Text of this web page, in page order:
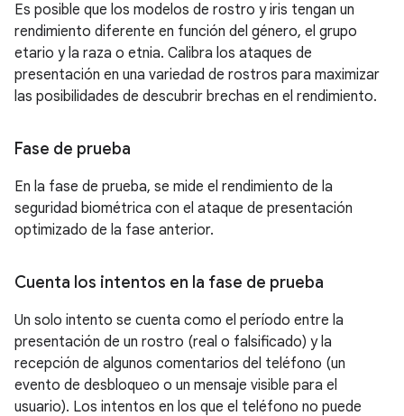
Es posible que los modelos de rostro y iris tengan un
rendimiento diferente en función del género, el grupo
etario y la raza o etnia. Calibra los ataques de
presentación en una variedad de rostros para maximizar
las posibilidades de descubrir brechas en el rendimiento.
Fase de prueba
En la fase de prueba, se mide el rendimiento de la
seguridad biométrica con el ataque de presentación
optimizado de la fase anterior.
Cuenta los intentos en la fase de prueba
Un solo intento se cuenta como el período entre la
presentación de un rostro (real o falsificado) y la
recepción de algunos comentarios del teléfono (un
evento de desbloqueo o un mensaje visible para el
usuario). Los intentos en los que el teléfono no puede